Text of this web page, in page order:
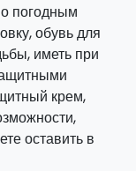
виде часть
в
часть
посетим
который
погодным
обувь для
иметь при
крем,
оставить в